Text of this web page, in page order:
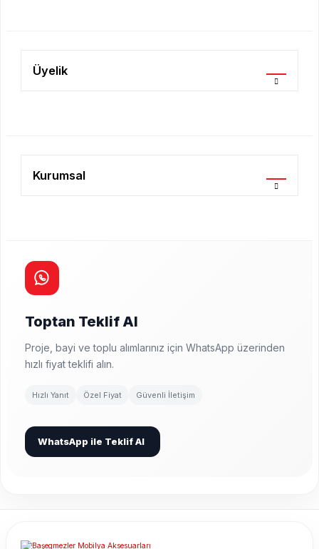
Üyelik
Kurumsal
Toptan Teklif Al
Proje, bayi ve toplu alımlarınız için WhatsApp üzerinden
hızlı fiyat teklifi alın.
Hızlı Yanıt Özel Fiyat Güvenli İletişim
WhatsApp ile Teklif Al